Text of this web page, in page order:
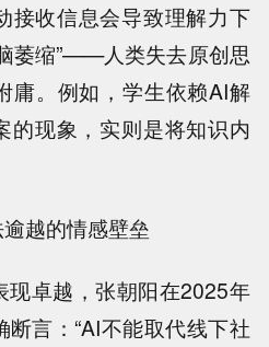
接收信息会导致理解力下
萎缩”——人类失去原创思
庸。例如，学生依赖AI解
的现象，实则是将知识内
越的情感壁垒
现卓越，张朝阳在2025年
言：“AI不能取代线下社